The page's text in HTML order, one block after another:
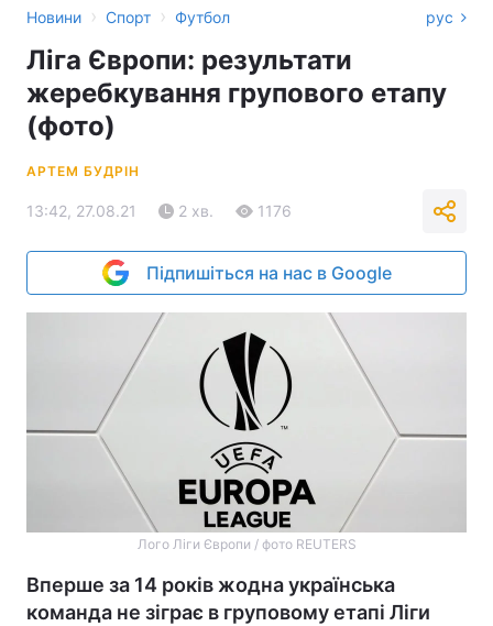
Новини › Спорт › Футбол рус
Ліга Європи: результати
жеребкування групового етапу
(фото)
АРТЕМ БУДРІН
13:42, 27.08.21 2 хв. 1176
Підпишіться на нас в Google
Лого Ліги Європи / фото REUTERS
Вперше за 14 років жодна українська
команда не зіграє в груповому етапі Ліги